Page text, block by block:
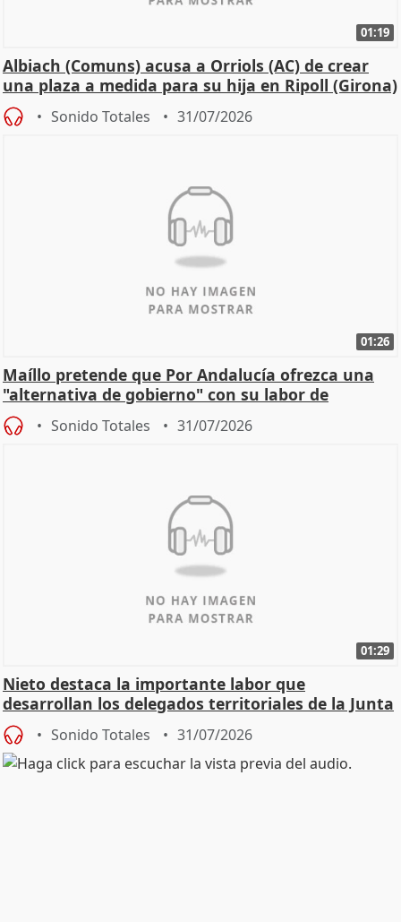
01:19
Albiach (Comuns) acusa a Orriols (AC) de crear
una plaza a medida para su hija en Ripoll (Girona)
Sonido Totales 31/07/2026
01:26
Maíllo pretende que Por Andalucía ofrezca una
"alternativa de gobierno" con su labor de
oposición
Sonido Totales 31/07/2026
01:29
Nieto destaca la importante labor que
desarrollan los delegados territoriales de la Junta
Sonido Totales 31/07/2026